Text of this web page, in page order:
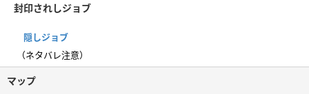
封印されしジョブ
隠しジョブ
（ネタバレ注意）
マップ